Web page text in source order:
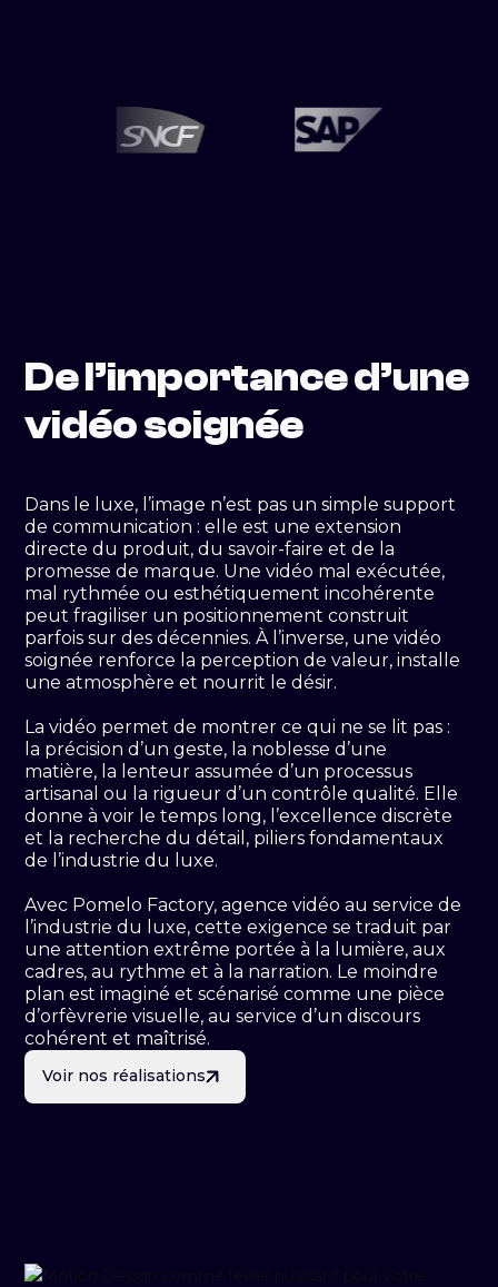
De l’importance d’une
vidéo soignée
Dans le luxe, l’image n’est pas un simple support
de communication : elle est une extension
directe du produit, du savoir-faire et de la
promesse de marque. Une vidéo mal exécutée,
mal rythmée ou esthétiquement incohérente
peut fragiliser un positionnement construit
parfois sur des décennies. À l’inverse, une vidéo
soignée renforce la perception de valeur, installe
une atmosphère et nourrit le désir.
La vidéo permet de montrer ce qui ne se lit pas :
la précision d’un geste, la noblesse d’une
matière, la lenteur assumée d’un processus
artisanal ou la rigueur d’un contrôle qualité. Elle
donne à voir le temps long, l’excellence discrète
et la recherche du détail, piliers fondamentaux
de l’industrie du luxe.
Avec Pomelo Factory, agence vidéo au service de
l’industrie du luxe, cette exigence se traduit par
une attention extrême portée à la lumière, aux
cadres, au rythme et à la narration. Le moindre
plan est imaginé et scénarisé comme une pièce
d’orfèvrerie visuelle, au service d’un discours
cohérent et maîtrisé.
Voir nos réalisations